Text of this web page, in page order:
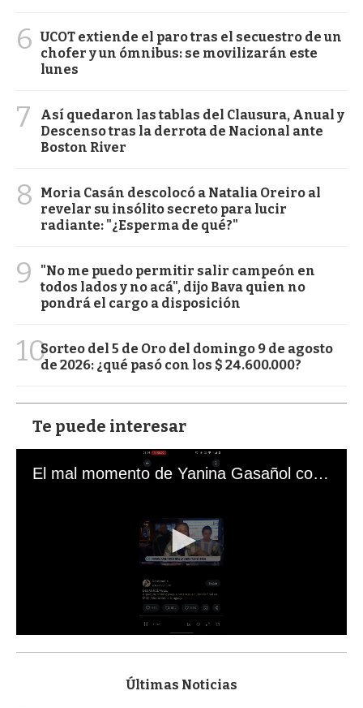
6 UCOT extiende el paro tras el secuestro de un
chofer y un ómnibus: se movilizarán este
lunes
7
Así quedaron las tablas del Clausura, Anual y
Descenso tras la derrota de Nacional ante
Boston River
8
Moria Casán descolocó a Natalia Oreiro al
revelar su insólito secreto para lucir
radiante: "¿Esperma de qué?"
9
"No me puedo permitir salir campeón en
todos lados y no acá", dijo Bava quien no
pondrá el cargo a disposición
10Sorteo del 5 de Oro del domingo 9 de agosto
de 2026: ¿qué pasó con los $ 24.600.000?
Te puede interesar
El mal momento de Yanina Gasañol con un hincha argentino en "Subrayado"
s
Últimas Noticias